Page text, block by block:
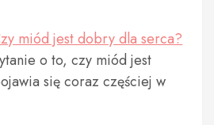
miód jest dobry dla serca?
o to, czy miód jest
się coraz częściej w